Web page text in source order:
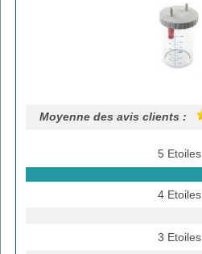
Moyenne des avis clients :
5 Etoiles
4 Etoiles
3 Etoiles